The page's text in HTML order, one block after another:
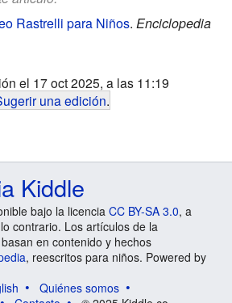
Rastrelli para Niños. Enciclopedia
el 17 oct 2025, a las 11:19
una edición.
Kiddle
bajo la licencia CC BY-SA 3.0, a
contrario. Los artículos de la
en contenido y hechos
, reescritos para niños. Powered by
Quiénes somos